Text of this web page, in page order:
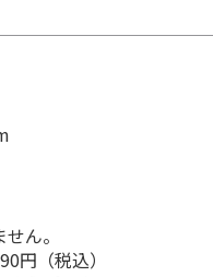
ん。
円（税込）